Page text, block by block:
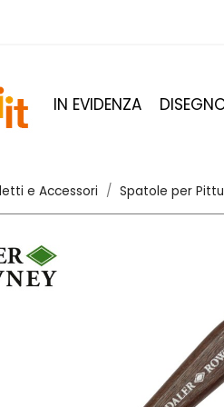
IN EVIDENZA
e Accessori Spatole per